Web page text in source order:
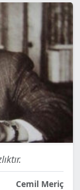
Cemil Meriç